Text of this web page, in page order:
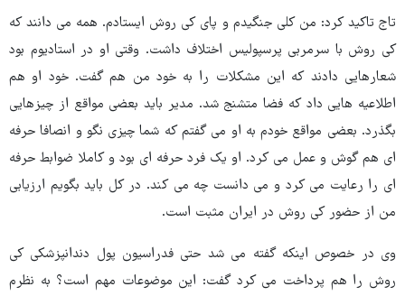
تاج تاکید کرد: من کلی جنگیدم و پای کی روش ایستادم. همه می دانند که
کی روش با سرمربی پرسپولیس اختلاف داشت. وقتی او در استادیوم بود
شعارهایی دادند که این مشکلات را به خود من هم گفت. خود او هم
اطلاعیه هایی داد که فضا متشنج شد. مدیر باید بعضی مواقع از چیزهایی
بگذرد. بعضی مواقع خودم به او می گفتم که شما چیزی نگو و انصافا حرفه
ای هم گوش و عمل می کرد. او یک فرد حرفه ای بود و کاملا ضوابط حرفه
ای را رعایت می کرد و می دانست چه می کند. در کل باید بگویم ارزیابی
من از حضور کی روش در ایران مثبت است.
وی در خصوص اینکه گفته می شد حتی فدراسیون پول دندانپزشکی کی
روش را هم پرداخت می کرد گفت: این موضوعات مهم است؟ به نظرم